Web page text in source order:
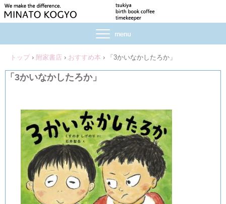
トップ › 附家書店 › おすすめ本 › 「3かいなかしたろか」
「3かいなかしたろか」